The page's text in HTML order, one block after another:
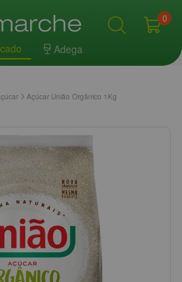
Adega
0
Açúcar União Orgânico 1Kg